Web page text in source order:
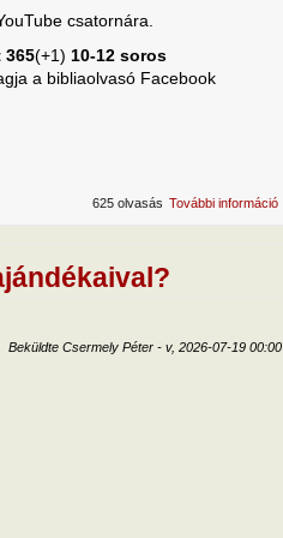
csatornára.
(+1) 10-12 soros
a bibliaolvasó Facebook
További információ
625 olvasás
Beküldte Csermely Péter - v, 2026-07-19 00:00